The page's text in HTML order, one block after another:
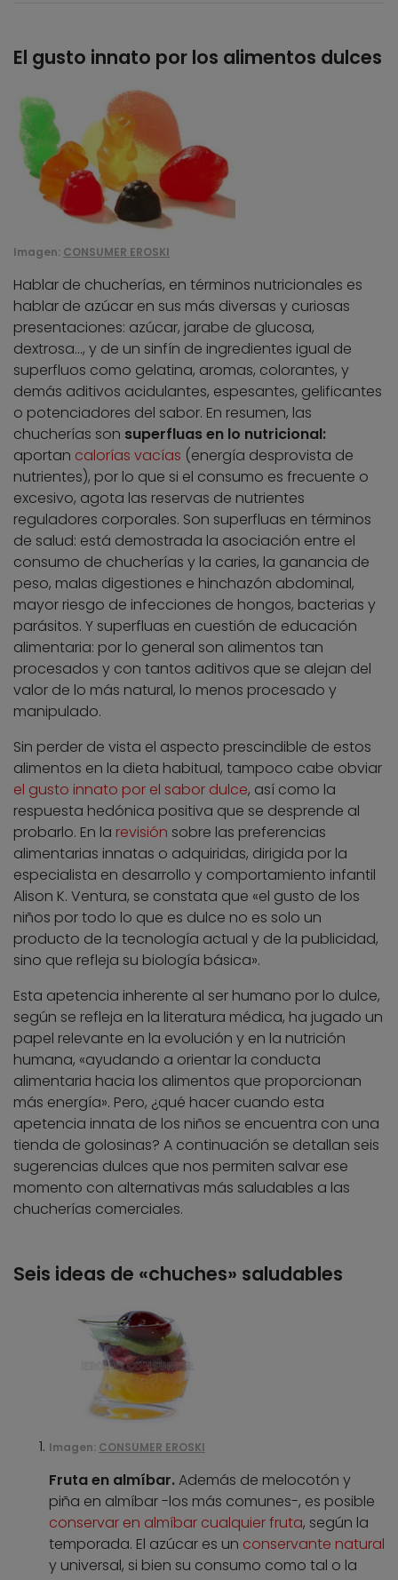
El gusto innato por los alimentos dulces
Imagen: CONSUMER EROSKI
Hablar de chucherías, en términos nutricionales es
hablar de azúcar en sus más diversas y curiosas
presentaciones: azúcar, jarabe de glucosa,
dextrosa…, y de un sinfín de ingredientes igual de
superfluos como gelatina, aromas, colorantes, y
demás aditivos acidulantes, espesantes, gelificantes
o potenciadores del sabor. En resumen, las
chucherías son superfluas en lo nutricional:
aportan calorías vacías (energía desprovista de
nutrientes), por lo que si el consumo es frecuente o
excesivo, agota las reservas de nutrientes
reguladores corporales. Son superfluas en términos
de salud: está demostrada la asociación entre el
consumo de chucherías y la caries, la ganancia de
peso, malas digestiones e hinchazón abdominal,
mayor riesgo de infecciones de hongos, bacterias y
parásitos. Y superfluas en cuestión de educación
alimentaria: por lo general son alimentos tan
procesados y con tantos aditivos que se alejan del
valor de lo más natural, lo menos procesado y
manipulado.
Sin perder de vista el aspecto prescindible de estos
alimentos en la dieta habitual, tampoco cabe obviar
el gusto innato por el sabor dulce, así como la
respuesta hedónica positiva que se desprende al
probarlo. En la revisión sobre las preferencias
alimentarias innatas o adquiridas, dirigida por la
especialista en desarrollo y comportamiento infantil
Alison K. Ventura, se constata que «el gusto de los
niños por todo lo que es dulce no es solo un
producto de la tecnología actual y de la publicidad,
sino que refleja su biología básica».
Esta apetencia inherente al ser humano por lo dulce,
según se refleja en la literatura médica, ha jugado un
papel relevante en la evolución y en la nutrición
humana, «ayudando a orientar la conducta
alimentaria hacia los alimentos que proporcionan
más energía». Pero, ¿qué hacer cuando esta
apetencia innata de los niños se encuentra con una
tienda de golosinas? A continuación se detallan seis
sugerencias dulces que nos permiten salvar ese
momento con alternativas más saludables a las
chucherías comerciales.
Seis ideas de «chuches» saludables
Imagen: CONSUMER EROSKI
Fruta en almíbar.Además de melocotón y
piña en almíbar -los más comunes-, es posible
conservar en almíbar cualquier fruta, según la
temporada. El azúcar es un conservante natural
y universal, si bien su consumo como tal o la